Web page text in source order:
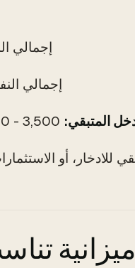
إجمالي الدخل:
إجمالي النفقات:
المتبقي: